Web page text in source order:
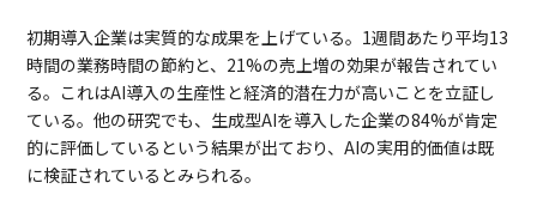
初期導入企業は実質的な成果を上げている。1週間あたり平均13
時間の業務時間の節約と、21%の売上増の効果が報告されてい
る。これはAI導入の生産性と経済的潜在力が高いことを立証し
ている。他の研究でも、生成型AIを導入した企業の84%が肯定
的に評価しているという結果が出ており、AIの実用的価値は既
に検証されているとみられる。